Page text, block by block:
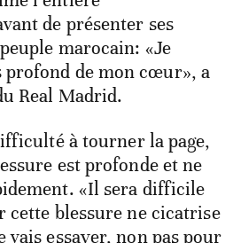
de présenter ses
marocain: «Je
profond de mon cœur», a
Real Madrid.
à tourner la page,
est profonde et ne
«Il sera difficile
cette blessure ne cicatrise
vais essayer, non pas pour